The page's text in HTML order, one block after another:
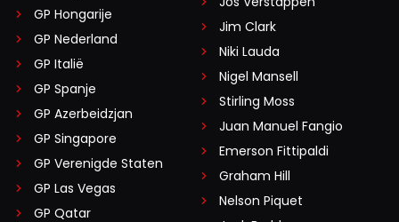
GP Hongarije
GP Nederland
GP Italië
GP Spanje
GP Azerbeidzjan
GP Singapore
GP Verenigde Staten
GP Las Vegas
GP Qatar
Jim Clark
Niki Lauda
Nigel Mansell
Stirling Moss
Juan Manuel Fangio
Emerson Fittipaldi
Graham Hill
Nelson Piquet